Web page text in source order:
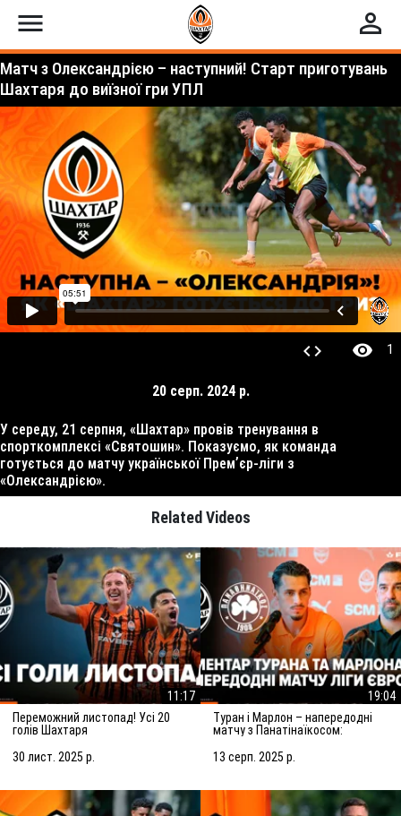
menu perm_identity
Матч з Олександрією – наступний! Старт приготувань
Шахтаря до виїзної гри УПЛ
code visibility 1
20 серп. 2024 р.
У середу, 21 серпня, «Шахтар» провів тренування в
спорткомплексі «Святошин». Показуємо, як команда
готується до матчу української Премʼєр-ліги з
«Олександрією».
Related Videos
11:17
Переможний листопад! Усі 20
голів Шахтаря
30 лист. 2025 р.
19:04
Туран і Марлон – напередодні
матчу з Панатінаїкосом:
досягнення мети
13 серп. 2025 р.